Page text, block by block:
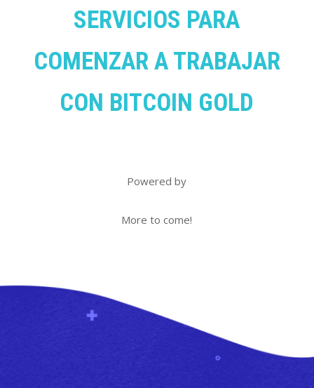
SERVICIOS PARA
COMENZAR A TRABAJAR
CON BITCOIN GOLD
Powered by
More to come!